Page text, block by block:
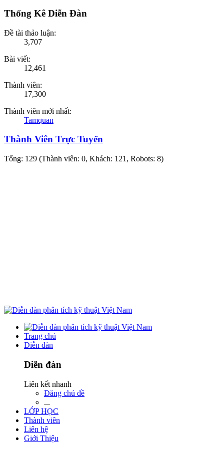
Thống Kê Diễn Đàn
Đề tài thảo luận:
3,707
Bài viết:
12,461
Thành viên:
17,300
Thành viên mới nhất:
Tamquan
Thành Viên Trực Tuyến
Tổng: 129 (Thành viên: 0, Khách: 121, Robots: 8)
Trang chủ
Diễn đàn
Diễn đàn
Liên kết nhanh
Đăng chủ đề
...
LỚP HỌC
Thành viên
Liên hệ
Giới Thiệu